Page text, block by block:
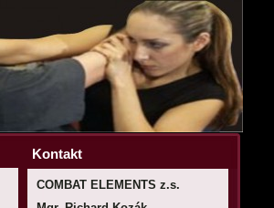
Kontakt
COMBAT ELEMENTS z.s.